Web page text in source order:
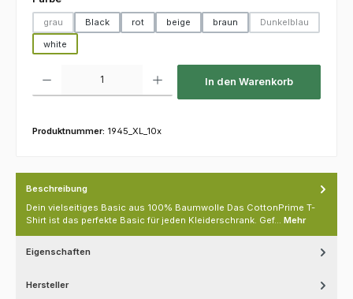
grau
(Diese Option ist zurzeit nicht verfügbar.)
Black rot beige braun Dunkelblau
white
In den Warenkorb
Produktnummer: 1945_XL_10x
Beschreibung
Dein vielseitiges Basic aus 100% Baumwolle Das CottonPrime T-
Shirt ist das perfekte Basic für jeden Kleiderschrank. Gef… Mehr
Eigenschaften
Hersteller